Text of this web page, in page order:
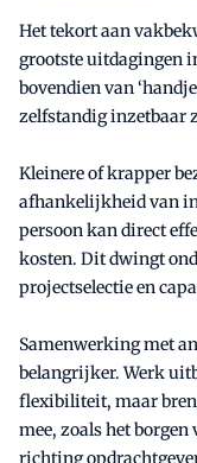
Het tekort aan
grootste uitdagingen
bovendien van
zelfstandig inzetbaar
Kleinere of krapper
afhankelijkheid van
persoon kan direct
kosten. Dit dwingt
projectselectie en
Samenwerking met
belangrijker. Werk
flexibiliteit, maar
mee, zoals het
richting